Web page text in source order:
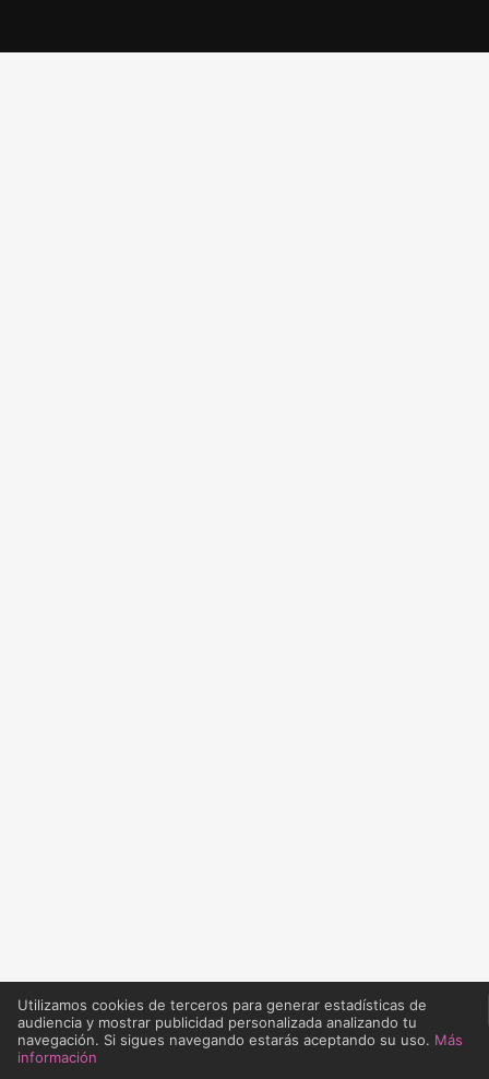
Utilizamos cookies de terceros para generar estadísticas de
audiencia y mostrar publicidad personalizada analizando tu
navegación. Si sigues navegando estarás aceptando su uso. Más
información